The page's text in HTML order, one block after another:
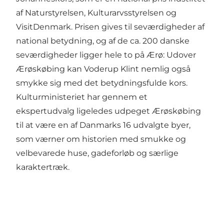
af Naturstyrelsen, Kulturarvsstyrelsen og
VisitDenmark. Prisen gives til seværdigheder af
national betydning, og af de ca. 200 danske
seværdigheder ligger hele to på Ærø: Udover
Ærøskøbing kan Voderup Klint nemlig også
smykke sig med det betydningsfulde kors.
Kulturministeriet har gennem et
ekspertudvalg ligeledes udpeget Ærøskøbing
til at være en af Danmarks 16 udvalgte byer,
som værner om historien med smukke og
velbevarede huse, gadeforløb og særlige
karaktertræk.